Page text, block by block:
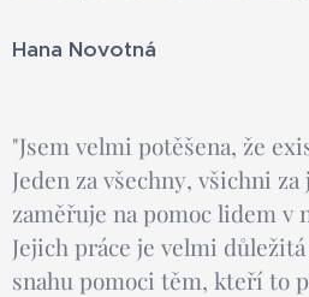
Hana Novotná
"Jsem velmi potěšena, že
Jeden za všechny, všichni
zaměřuje na pomoc lidem v
Jejich práce je velmi
snahu pomoci těm, kteří to